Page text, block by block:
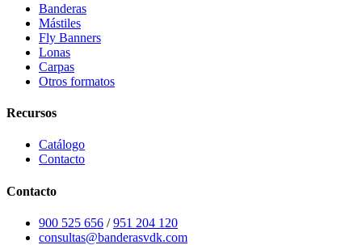
Banderas
Mástiles
Fly Banners
Lonas
Carpas
Otros formatos
Recursos
Catálogo
Contacto
Contacto
900 525 656 / 951 204 120
consultas@banderasvdk.com